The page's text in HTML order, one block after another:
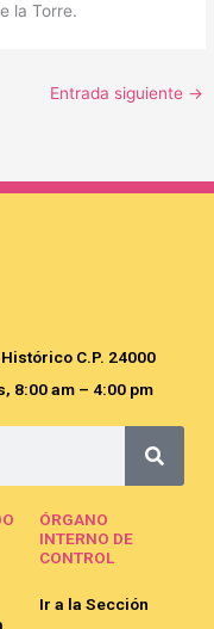
la Torre.
Entrada siguiente →
C.P. 24000
8:00 am – 4:00 pm
ÓRGANO
INTERNO DE
CONTROL
Ir a la Sección